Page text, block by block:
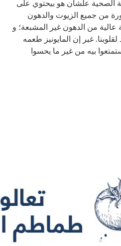
من جميع الزيوت والدهون
عالية من الدهون غير المشبعة؛ و
6 و 9 - مفيد لقلوبنا. غير إن المايونيز طعمه
بيه من غير ما يحسوا